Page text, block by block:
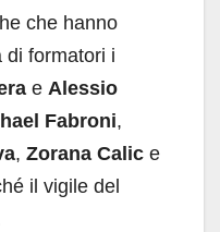
che hanno
di formatori i
e Alessio
Fabroni,
, Zorana Calic e
il vigile del